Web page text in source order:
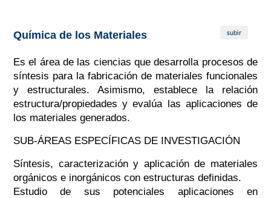
Química de los Materiales subir
Es el área de las ciencias que desarrolla procesos de
síntesis para la fabricación de materiales funcionales
y estructurales. Asimismo, establece la relación
estructura/propiedades y evalúa las aplicaciones de
los materiales generados.
SUB-ÁREAS ESPECÍFICAS DE INVESTIGACIÓN
Síntesis, caracterización y aplicación de materiales
orgánicos e inorgánicos con estructuras definidas.
Estudio de sus potenciales aplicaciones en